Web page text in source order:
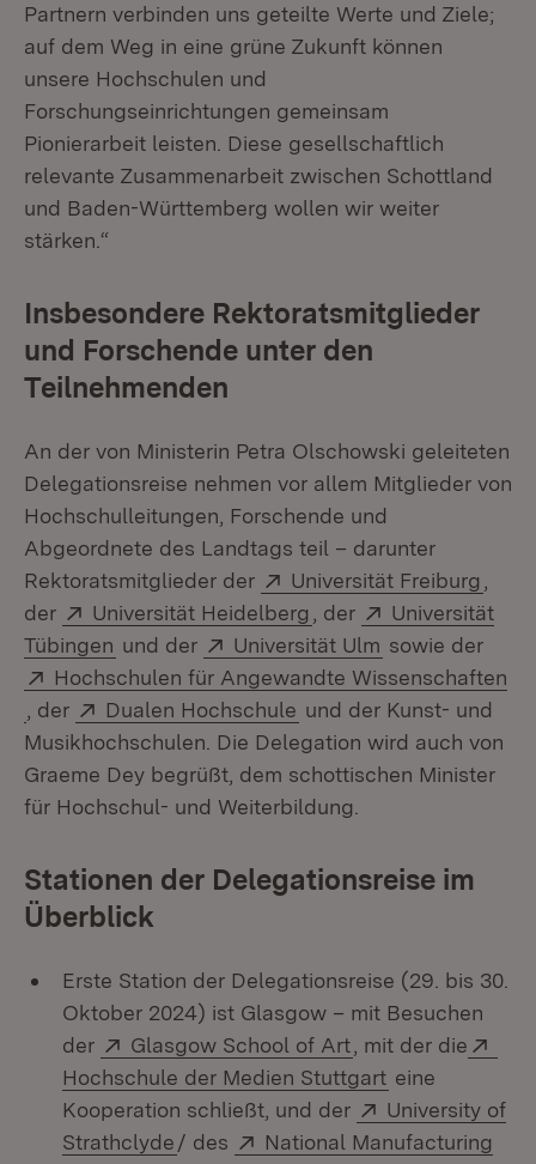
Partnern verbinden uns geteilte Werte und Ziele;
auf dem Weg in eine grüne Zukunft können
unsere Hochschulen und
Forschungseinrichtungen gemeinsam
Pionierarbeit leisten. Diese gesellschaftlich
relevante Zusammenarbeit zwischen Schottland
und Baden-Württemberg wollen wir weiter
stärken.“
Insbesondere Rektoratsmitglieder
und Forschende unter den
Teilnehmenden
An der von Ministerin Petra Olschowski geleiteten
Delegationsreise nehmen vor allem Mitglieder von
Hochschulleitungen, Forschende und
Abgeordnete des Landtags teil – darunter
Rektoratsmitglieder der
Extern:
Universität Freiburg
der
Extern:
Universität Heidelberg (Öffnet in neuem
, der Extern:
Universität
Tübingen (Öffnet in neuem Fenster)
und der Extern:
Universität Ulm (Öffnet in
sowie der
Extern:
Hochschulen für Angewandte Wissenschaften
(Öffnet in neuem Fenster)
, der Extern:
Dualen Hochschule (Öffnet in neuem
und der Kunst- und
Musikhochschulen. Die Delegation wird auch von
Graeme Dey begrüßt, dem schottischen Minister
für Hochschul- und Weiterbildung.
Stationen der Delegationsreise im
Überblick
Erste Station der Delegationsreise (29. bis 30.
Oktober 2024) ist Glasgow – mit Besuchen
der
Extern:
Glasgow School of Art (Öffnet in neuem
, mit der die
Hochschule der Medien Stuttgart (Öffnet in
eine
Kooperation schließt, und der
Extern:
University of
Strathclyde (Öffnet in neuem Fenster)
/ des Extern:
National Manufacturing